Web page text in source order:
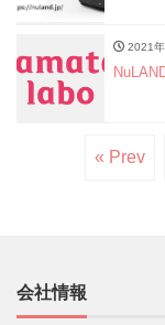
2021
« Prev
会社情報